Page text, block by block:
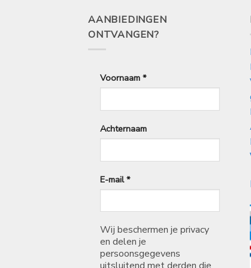
AANBIEDINGEN
ONTVANGEN?
Voornaam *
Achternaam
E-mail*
Wij beschermen je privacy
en delen je
persoonsgegevens